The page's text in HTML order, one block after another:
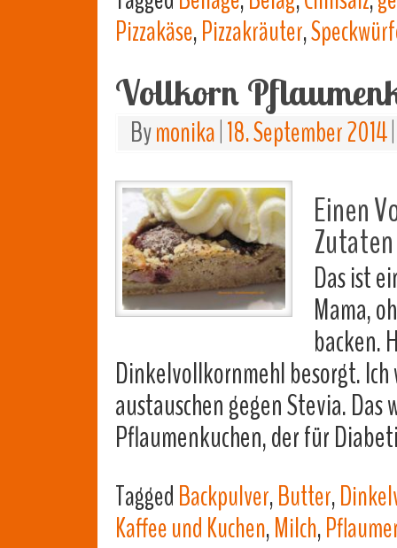
Pizzakäse,Pizzakräuter,
Vollkorn
Bymonika 18. September 2014
Einen
Das ist
Mama,
backen.
Dinkelvollkornmehl besorgt.
austauschen gegen Stevia.
Pflaumenkuchen, der für
TaggedBackpulver,Butter,
Kaffee und Kuchen,Milch,